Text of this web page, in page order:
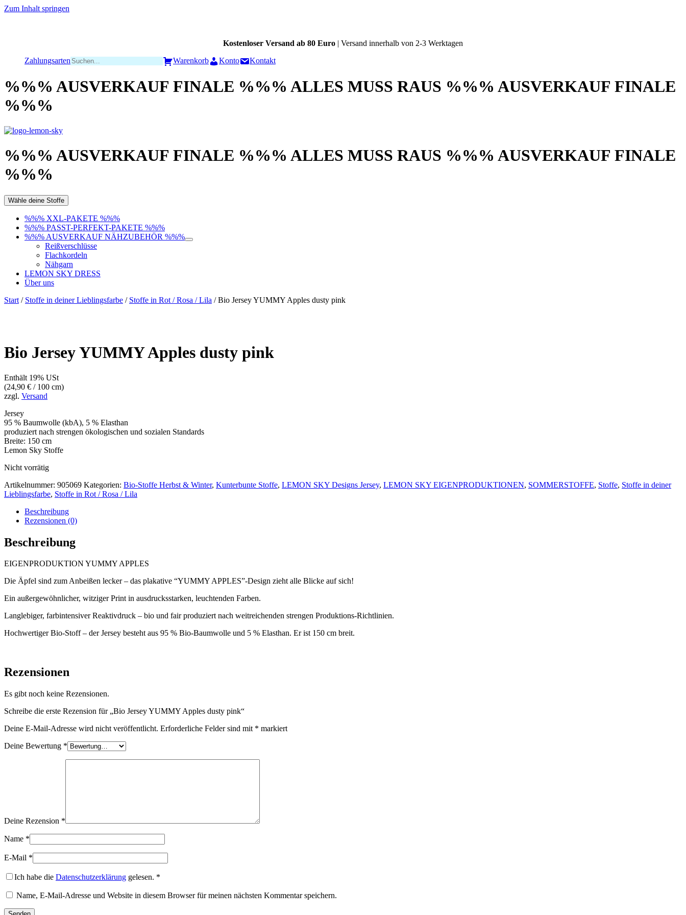
Zum Inhalt springen
Kostenloser Versand ab 80 Euro | Versand innerhalb von 2-3 Werktagen
Zahlungsarten
Warenkorb Konto Kontakt
%%% AUSVERKAUF FINALE %%% ALLES MUSS RAUS %%% AUSVERKAUF FINALE
%%%
%%% AUSVERKAUF FINALE %%% ALLES MUSS RAUS %%% AUSVERKAUF FINALE
%%%
Wähle deine Stoffe
%%% XXL-PAKETE %%%
%%% PASST-PERFEKT-PAKETE %%%
%%% AUSVERKAUF NÄHZUBEHÖR %%%
Reißverschlüsse
Flachkordeln
Nähgarn
LEMON SKY DRESS
Über uns
Start / Stoffe in deiner Lieblingsfarbe / Stoffe in Rot / Rosa / Lila / Bio Jersey YUMMY Apples dusty pink
Bio Jersey YUMMY Apples dusty pink
Enthält 19% USt
(24,90 € / 100 cm)
zzgl. Versand
Jersey
95 % Baumwolle (kbA), 5 % Elasthan
produziert nach strengen ökologischen und sozialen Standards
Breite: 150 cm
Lemon Sky Stoffe
Nicht vorrätig
Artikelnummer: 905069 Kategorien: Bio-Stoffe Herbst & Winter, Kunterbunte Stoffe, LEMON SKY Designs Jersey, LEMON SKY EIGENPRODUKTIONEN, SOMMERSTOFFE, Stoffe, Stoffe in deiner
Lieblingsfarbe, Stoffe in Rot / Rosa / Lila
Beschreibung
Rezensionen (0)
Beschreibung
EIGENPRODUKTION YUMMY APPLES
Die Äpfel sind zum Anbeißen lecker – das plakative “YUMMY APPLES”-Design zieht alle Blicke auf sich!
Ein außergewöhnlicher, witziger Print in ausdrucksstarken, leuchtenden Farben.
Langlebiger, farbintensiver Reaktivdruck – bio und fair produziert nach weitreichenden strengen Produktions-Richtlinien.
Hochwertiger Bio-Stoff – der Jersey besteht aus 95 % Bio-Baumwolle und 5 % Elasthan. Er ist 150 cm breit.
Rezensionen
Es gibt noch keine Rezensionen.
Schreibe die erste Rezension für „Bio Jersey YUMMY Apples dusty pink“
Deine E-Mail-Adresse wird nicht veröffentlicht. Erforderliche Felder sind mit * markiert
Deine Bewertung *
Deine Rezension *
Name *
E-Mail *
Ich habe die Datenschutzerklärung gelesen. *
Name, E-Mail-Adresse und Website in diesem Browser für meinen nächsten Kommentar speichern.